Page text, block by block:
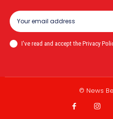
I've read and accept the Privacy
© News